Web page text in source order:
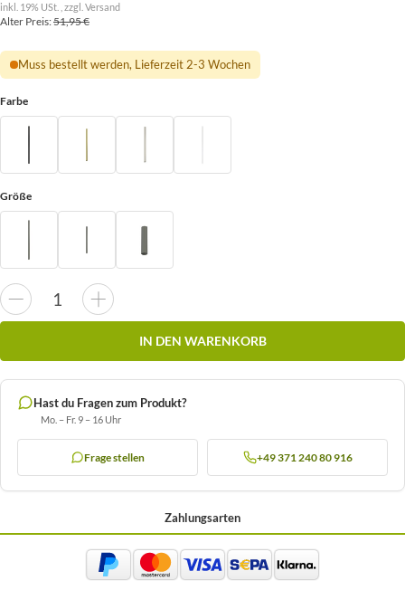
inkl. 19% USt. , zzgl. Versand
Alter Preis:51,95 €
Muss bestellt werden, Lieferzeit 2-3 Wochen
Farbe
Größe
IN DEN WARENKORB
Hast du Fragen zum Produkt?
Mo. – Fr. 9 – 16 Uhr
Frage stellen +49 371 240 80 916
Zahlungsarten